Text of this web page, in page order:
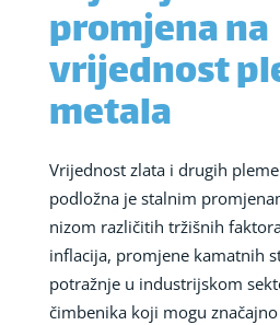
promjena na
vrijednost
metala
Vrijednost zlata i drugih
podložna je stalnim
nizom različitih tržišnih
inflacija, promjene kamatnih
potražnje u industrijskom
čimbenika koji mogu